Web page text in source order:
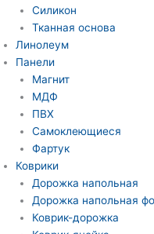
Силикон
Тканная основа
Линолеум
Панели
Магнит
МДФ
ПВХ
Самоклеющиеся
Фартук
Коврики
Дорожка напольная
Дорожка напольная
Коврик-дорожка